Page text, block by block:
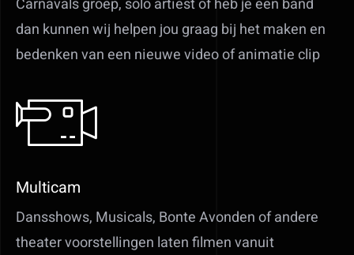
Carnavals groep, solo artiest of heb je een band
dan kunnen wij helpen jou graag bij het maken en
bedenken van een nieuwe video of animatie clip
Multicam
Dansshows, Musicals, Bonte Avonden of andere
theater voorstellingen laten filmen vanuit